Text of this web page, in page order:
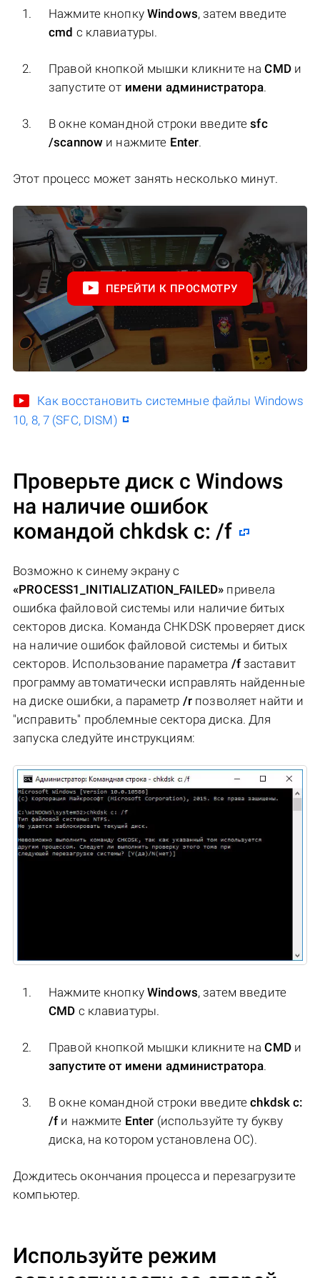
Нажмите кнопку Windows, затем введите
cmd с клавиатуры.
Правой кнопкой мышки кликните наCMDи
запустите от имени администратора.
В окне командной строки введитеsfc
/scannow и нажмите Enter.
Этот процесс может занять несколько минут.
ПЕРЕЙТИ К ПРОСМОТРУ
Как восстановить системные файлы Windows
10, 8, 7 (SFC, DISM)
Проверьте диск с Windows
на наличие ошибок
командой chkdsk c: /f
Возможно к синему экрану с
«PROCESS1_INITIALIZATION_FAILED» привела
ошибка файловой системы или наличие битых
секторов диска. Команда CHKDSK проверяет диск
на наличие ошибок файловой системы и битых
секторов. Использование параметра /fзаставит
программу автоматически исправлять найденные
на диске ошибки, а параметр /r позволяет найти и
"исправить" проблемные сектора диска. Для
запуска следуйте инструкциям:
Нажмите кнопку Windows, затем введите
CMD с клавиатуры.
Правой кнопкой мышки кликните наCMDи
запустите от имени администратора.
В окне командной строки введитеchkdsk c:
/f и нажмите Enter (используйте ту букву
диска, на котором установлена ОС).
Дождитесь окончания процесса и перезагрузите
компьютер.
Используйте режим